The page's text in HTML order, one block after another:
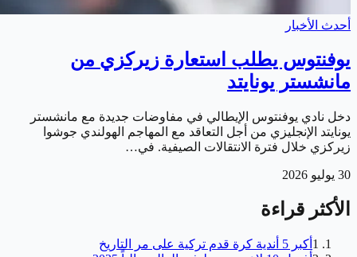
أحدث الأخبار
يوفنتوس يطلب استعارة زيركزي من
مانشستر يونايتد
دخل نادي يوفنتوس الإيطالي في مفاوضات جديدة مع مانشستر
يونايتد الإنجليزي من أجل التعاقد مع المهاجم الهولندي جوشوا
زيركزي خلال فترة الانتقالات الصيفية. في…
30 يوليو 2026
الأكثر قراءة
1 أكبر 5 أندية كرة قدم تركية على مر التاريخ